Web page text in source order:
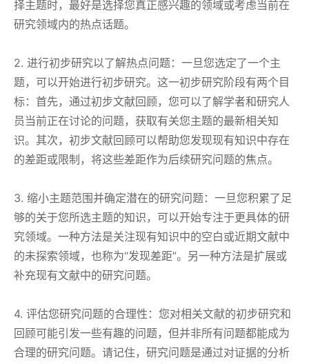
择主题时，最好是选择您真正感兴趣的领域或考虑当前在
研究领域内的热点话题。
2. 进行初步研究以了解热点问题：一旦您选定了一个主
题，可以开始进行初步研究。这一初步研究阶段有两个目
标：首先，通过初步文献回顾，您可以了解学者和研究人
员当前正在讨论的问题，获取有关您主题的最新相关知
识。其次，初步文献回顾可以帮助您发现现有知识中存在
的差距或限制，将这些差距作为后续研究问题的焦点。
3. 缩小主题范围并确定潜在的研究问题：一旦您积累了足
够的关于您所选主题的知识，可以开始专注于更具体的研
究领域。一种方法是关注现有知识中的空白或近期文献中
的未探索领域，也称为“发现差距”。另一种方法是扩展或
补充现有文献中的研究问题。
4. 评估您研究问题的合理性：您对相关文献的初步研究和
回顾可能引发一些有趣的问题，但并非所有问题都能成为
合理的研究问题。请记住，研究问题是通过对证据的分析